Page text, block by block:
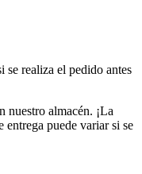
se realiza el pedido antes
nuestro almacén. ¡La
entrega puede variar si se